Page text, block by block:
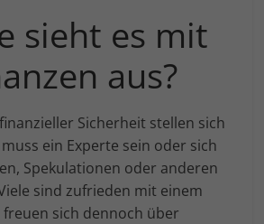
sieht es mit
aus?
Sicherheit stellen sich
ein Experte sein oder sich
Spekulationen oder anderen
sind zufrieden mit einem
freuen sich dennoch über